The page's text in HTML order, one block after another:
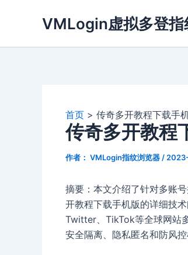
VMLogin虚拟多登指
首页 传奇多开教程下载手
传奇多开教程
作者： VMLogin指纹浏览器 /
摘要：本文介绍了针对多账
开教程下载手机版的详细技
Twitter、TikTok等全球网站
安全隔离、隐私匿名和防风控